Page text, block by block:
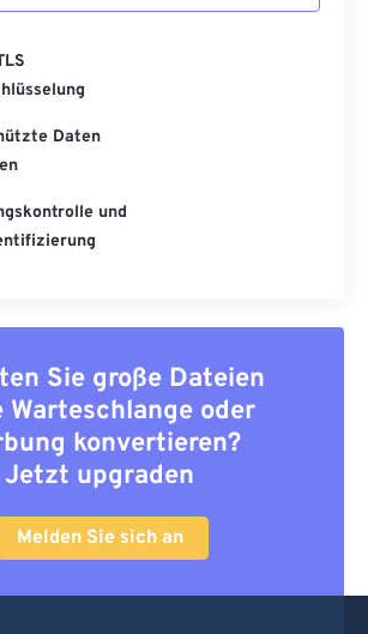
Daten
und
Sie große Dateien
Warteschlange oder
konvertieren?
Jetzt upgraden
Melden Sie sich an